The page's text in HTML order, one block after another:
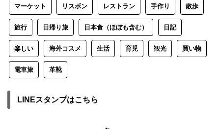
マーケット リスボン レストラン 手作り 散歩
旅行 日帰り旅 日本食（ほぼも含む） 日記
楽しい 海外コスメ 生活 育児 観光 買い物
電車旅 革靴
LINEスタンプはこちら